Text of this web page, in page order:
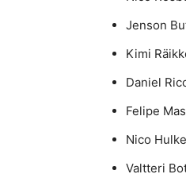
Jenson
Kimi
Daniel
Felipe
Nico
Valtteri